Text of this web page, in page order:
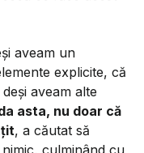
aveam un
explicite, că
aveam alte
asta, nu doar că
, a căutat să
culminând cu